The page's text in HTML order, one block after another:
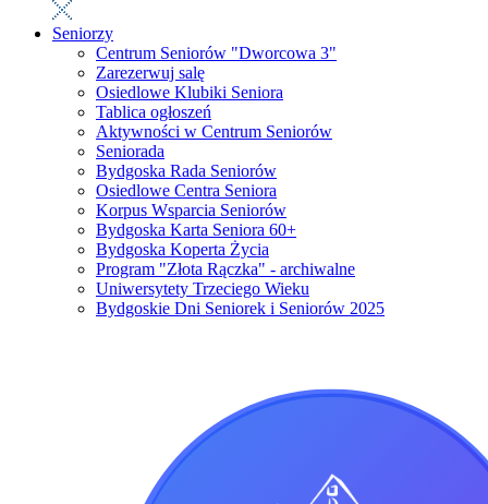
Seniorzy
Centrum Seniorów "Dworcowa 3"
Zarezerwuj salę
Osiedlowe Klubiki Seniora
Tablica ogłoszeń
Aktywności w Centrum Seniorów
Seniorada
Bydgoska Rada Seniorów
Osiedlowe Centra Seniora
Korpus Wsparcia Seniorów
Bydgoska Karta Seniora 60+
Bydgoska Koperta Życia
Program "Złota Rączka" - archiwalne
Uniwersytety Trzeciego Wieku
Bydgoskie Dni Seniorek i Seniorów 2025